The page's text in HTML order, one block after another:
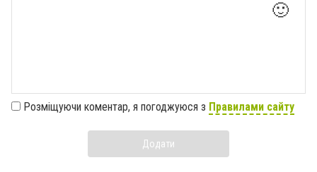
🙂
Розміщуючи коментар, я погоджуюся з Правилами сайту
Додати